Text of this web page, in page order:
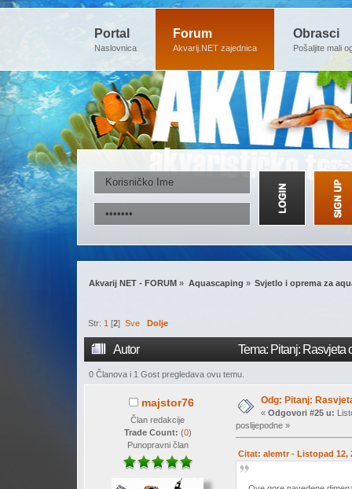
Portal
Naslovnica
Forum
Akvarij.NET zajednica
Obrasci
Pošaljite mali
Akvarij NET - FORUM » Aquascaping » Svjetlo i oprema za
Str:1 [2]Sve Dolje
Autor Tema: Pitanj: Rasvjeta
0 Članova i 1 Gost pregledava ovu temu.
majstor76
Član redakcije
Trade Count: (0)
Punopravni član
Odg: Pitanj:
« Odgovori #25 u:
poslijepodne »
Citat: alemtr - Listopad 12,